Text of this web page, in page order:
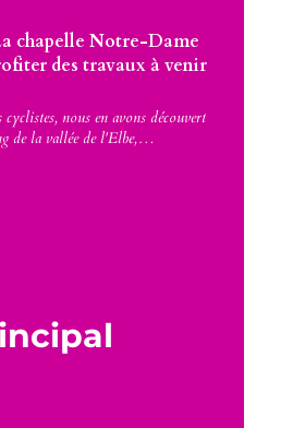
chapelle Notre-Dame
des travaux à venir
nous en avons découvert
de la vallée de l'Elbe,…